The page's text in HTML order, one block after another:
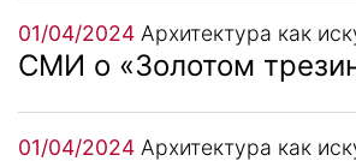
01/04/2024 Архитектура как
СМИ о «Золотом
01/04/2024 Архитектура как